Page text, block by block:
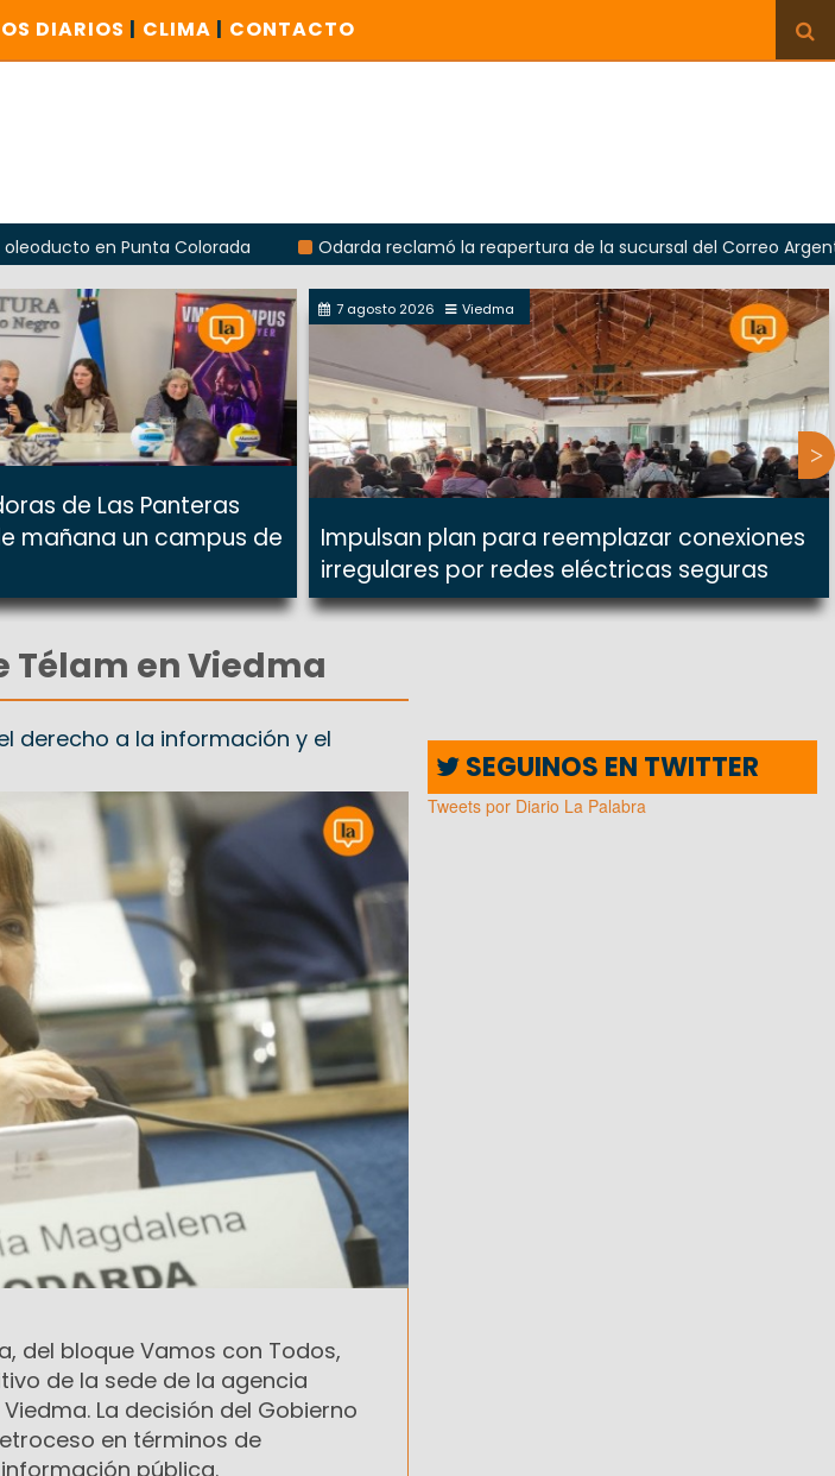
DIARIOS | CLIMA | CONTACTO
en Punta Colorada
Odarda reclamó la reapertura de la sucursal del Correo Argentino en
de Las Panteras
mañana un campus de
7 agosto 2026 Viedma
Impulsan plan para reemplazar conexiones
irregulares por redes eléctricas seguras
Télam en Viedma
derecho a la información y el
del bloque Vamos con Todos,
de la sede de la agencia
La decisión del Gobierno
en términos de
pública.
SEGUINOS EN TWITTER
Tweets por Diario La Palabra